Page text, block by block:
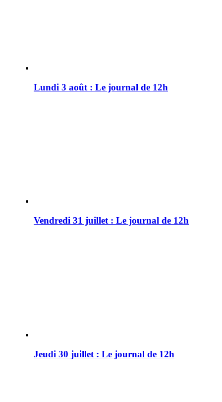
Lundi 3 août : Le journal de 12h
Vendredi 31 juillet : Le journal de 12h
Jeudi 30 juillet : Le journal de 12h